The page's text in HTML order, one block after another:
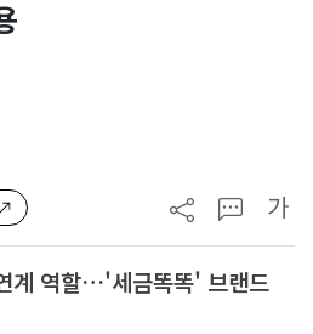
가
계 역할…'세금똑똑' 브랜드